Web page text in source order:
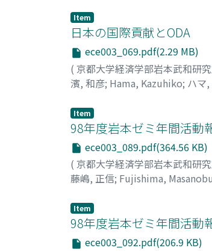
Item
日本の国際貢献とODA
ece003_069.pdf(2.29 MB)
( 京都大学経済学部岩本武和研
濱, 和彦; Hama, Kazuhiko; ハマ
Item
98年度岩本ゼミ年間活動
ece003_089.pdf(364.56 KB)
( 京都大学経済学部岩本武和研
藤嶋, 正信; Fujishima, Masanobu
Item
98年度岩本ゼミ年間活動
ece003_092.pdf(206.9 KB)